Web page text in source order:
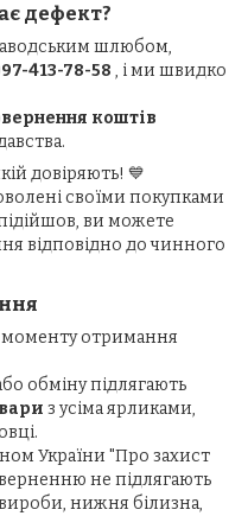
дефект?
шлюбом,
413-78-58 , і ми швидко
коштів
довіряють! 💙
своїми покупками
ви можете
відповідно до чинного
моменту отримання
обміну підлягають
з усіма ярликами,
України "Про захист
не підлягають
нижня білизна,